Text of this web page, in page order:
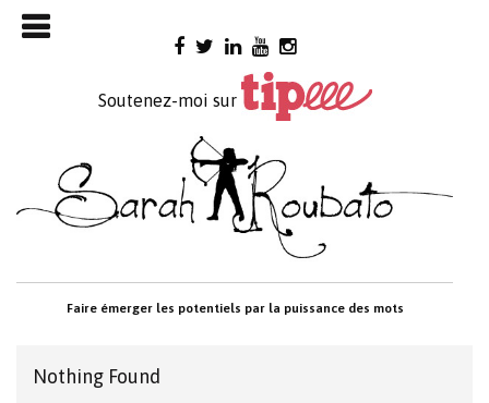
Skip
to
Soutenez-moi sur
Faire émerger les potentiels par la puissance des mots

Nothing Found